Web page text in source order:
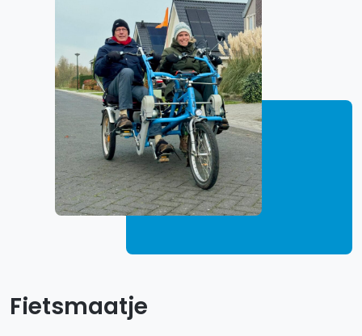
Fietsmaatje